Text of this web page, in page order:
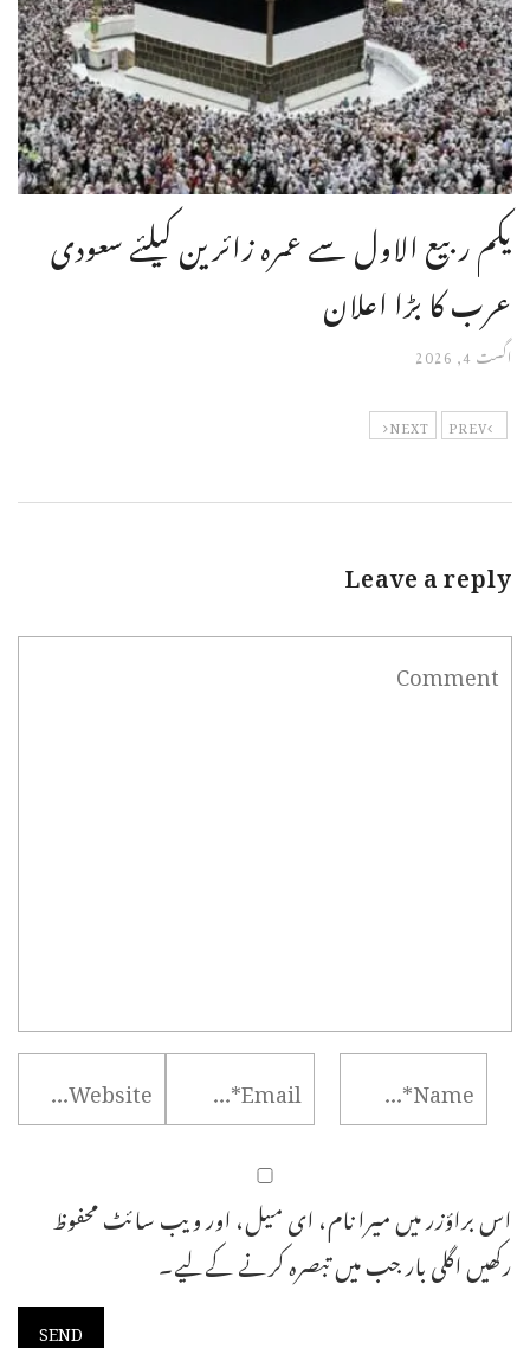
یکم ربیع الاول سے عمرہ زائرین کیلئے سعودی
عرب کا بڑا اعلان
اگست 4, 2026
PREV
NEXT
Leave a reply
اس براؤزر میں میرا نام، ای میل، اور ویب سائٹ محفوظ
رکھیں اگلی بار جب میں تبصرہ کرنے کےلیے۔